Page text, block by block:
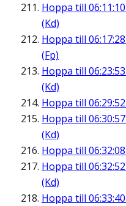
Hoppa till 06:11:10
(Kd)
Hoppa till 06:17:28
(Fp)
Hoppa till 06:23:53
(Kd)
Hoppa till 06:29:52
Hoppa till 06:30:57
(Kd)
Hoppa till 06:32:08
Hoppa till 06:32:52
(Kd)
Hoppa till 06:33:40